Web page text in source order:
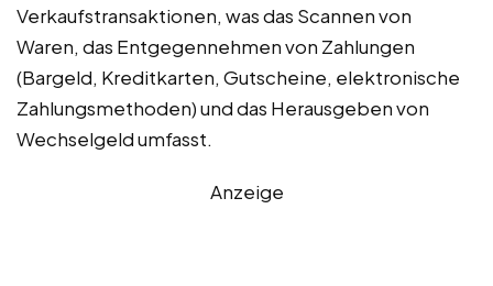
Verkaufstransaktionen, was das Scannen von
Waren, das Entgegennehmen von Zahlungen
(Bargeld, Kreditkarten, Gutscheine, elektronische
Zahlungsmethoden) und das Herausgeben von
Wechselgeld umfasst.
Anzeige